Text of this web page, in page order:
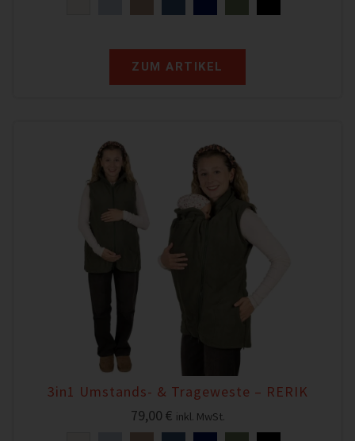
ZUM ARTIKEL
3in1 Umstands- & Trageweste – RERIK
79,00 € inkl. MwSt.